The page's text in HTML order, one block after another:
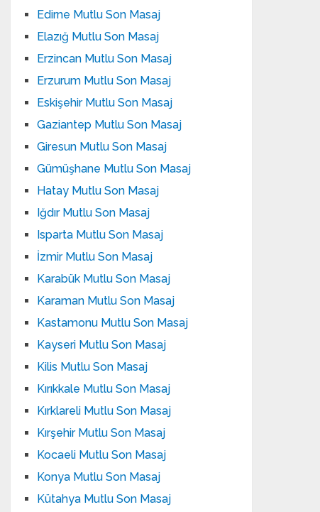
Edirne Mutlu Son Masaj
Elazığ Mutlu Son Masaj
Erzincan Mutlu Son Masaj
Erzurum Mutlu Son Masaj
Eskişehir Mutlu Son Masaj
Gaziantep Mutlu Son Masaj
Giresun Mutlu Son Masaj
Gümüşhane Mutlu Son Masaj
Hatay Mutlu Son Masaj
Iğdır Mutlu Son Masaj
Isparta Mutlu Son Masaj
İzmir Mutlu Son Masaj
Karabük Mutlu Son Masaj
Karaman Mutlu Son Masaj
Kastamonu Mutlu Son Masaj
Kayseri Mutlu Son Masaj
Kilis Mutlu Son Masaj
Kırıkkale Mutlu Son Masaj
Kırklareli Mutlu Son Masaj
Kırşehir Mutlu Son Masaj
Kocaeli Mutlu Son Masaj
Konya Mutlu Son Masaj
Kütahya Mutlu Son Masaj